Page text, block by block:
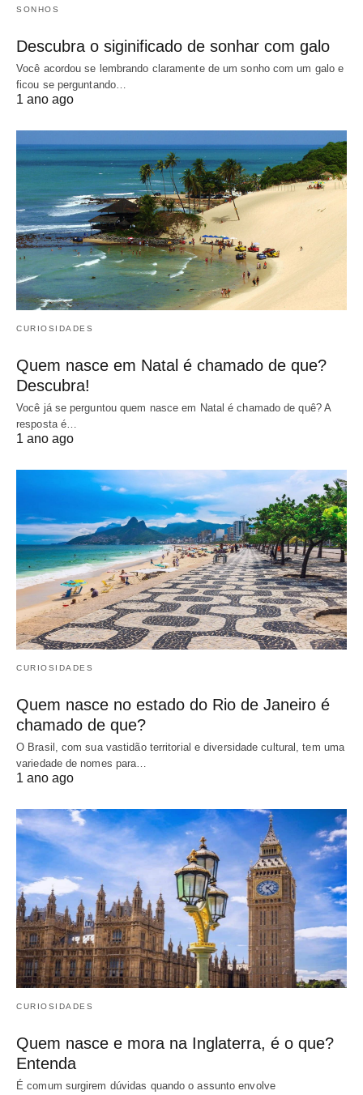
SONHOS
Descubra o siginificado de sonhar com galo
Você acordou se lembrando claramente de um sonho com um galo e
ficou se perguntando…
1 ano ago
CURIOSIDADES
Quem nasce em Natal é chamado de que?
Descubra!
Você já se perguntou quem nasce em Natal é chamado de quê? A
resposta é…
1 ano ago
CURIOSIDADES
Quem nasce no estado do Rio de Janeiro é
chamado de que?
O Brasil, com sua vastidão territorial e diversidade cultural, tem uma
variedade de nomes para…
1 ano ago
CURIOSIDADES
Quem nasce e mora na Inglaterra, é o que?
Entenda
É comum surgirem dúvidas quando o assunto envolve